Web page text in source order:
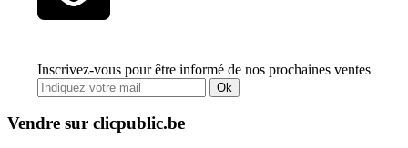
Inscrivez-vous pour être informé de nos prochaines ventes
Ok
Vendre sur clicpublic.be